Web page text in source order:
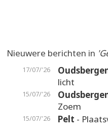
Nieuwere berichten in
17/07/'26
licht
15/07/'26
Zoem
15/07/'26 Pelt -